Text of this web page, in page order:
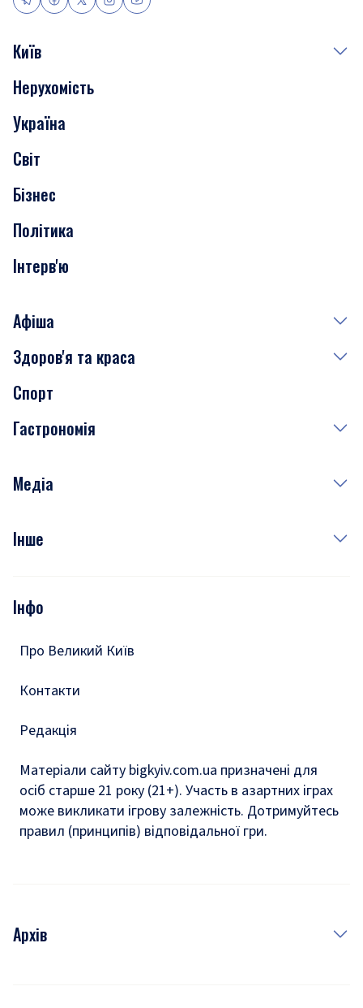
Київ
Події
Скандали
Нерухомість
Транспорт
Нерухомість
Україна
Світ
Бізнес
Політика
Інтерв'ю
Афіша
Сьогодні
Завтра
Субота
Здоров'я та краса
Медицина
Краса
Спорт
Гастрономія
Рецепти
Медіа
Фото
Подкасти
Інше
Тести
Інфо
Про Великий Київ
Контакти
Редакція
Матеріали сайту bigkyiv.com.ua призначені для
осіб старше 21 року (21+). Участь в азартних іграх
може викликати ігрову залежність. Дотримуйтесь
правил (принципів) відповідальної гри.
Архів